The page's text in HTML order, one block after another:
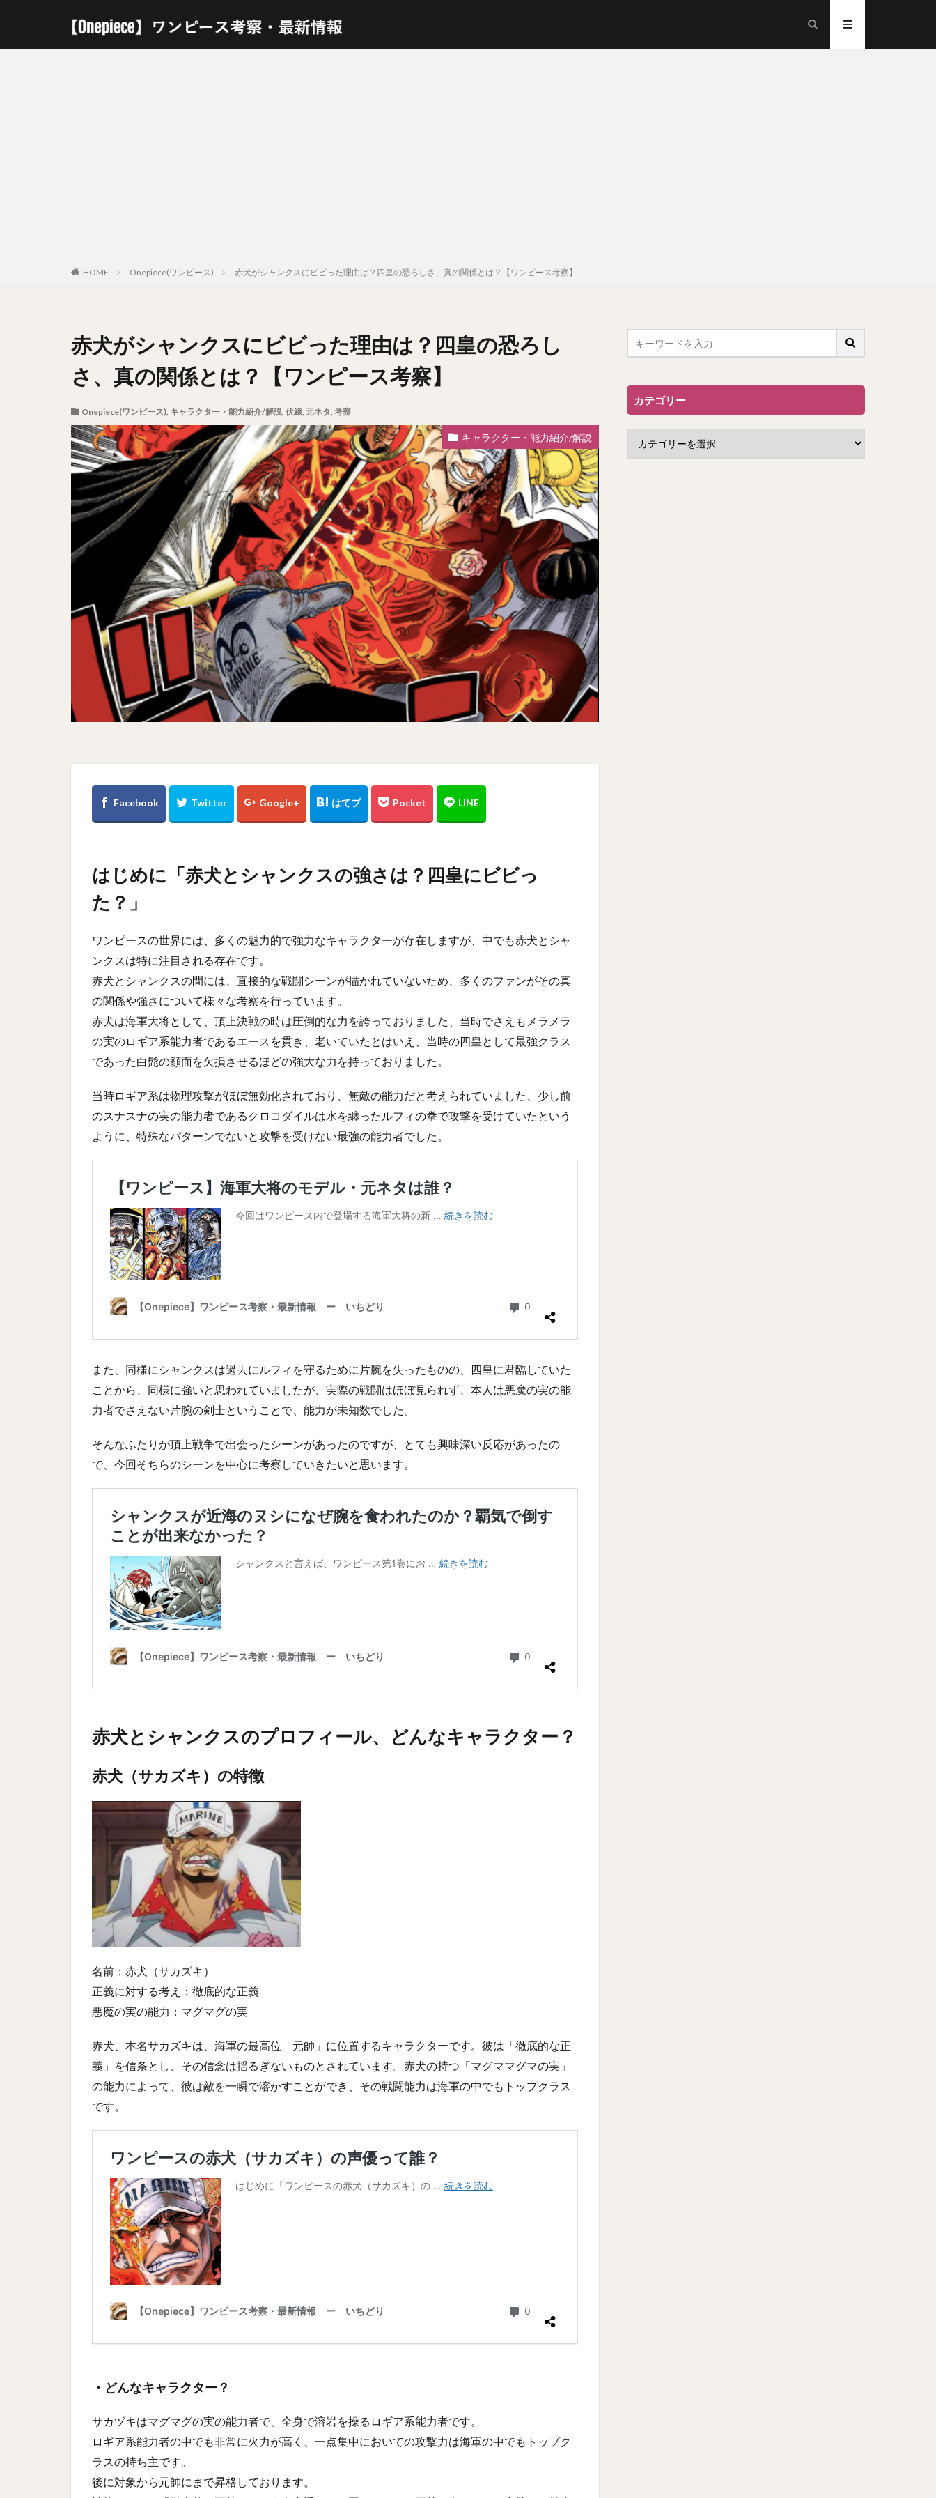
HOME Onepiece(ワンピース) 赤犬がシャンクスにビビった理由は？四皇の恐ろしさ、真の関係とは？【ワンピース考察】
赤犬がシャンクスにビビった理由は？四皇の恐ろし
さ、真の関係とは？【ワンピース考察】
Onepiece(ワンピース), キャラクター・能力紹介/解説, 伏線, 元ネタ, 考察
キャラクター・能力紹介/解説
はじめに「赤犬とシャンクスの強さは？四皇にビビっ
た？」
ワンピースの世界には、多くの魅力的で強力なキャラクターが存在しますが、中でも赤犬とシャ
ンクスは特に注目される存在です。
赤犬とシャンクスの間には、直接的な戦闘シーンが描かれていないため、多くのファンがその真
の関係や強さについて様々な考察を行っています。
赤犬は海軍大将として、頂上決戦の時は圧倒的な力を誇っておりました、当時でさえもメラメラ
の実のロギア系能力者であるエースを貫き、老いていたとはいえ、当時の四皇として最強クラス
であった白髭の顔面を欠損させるほどの強大な力を持っておりました。
当時ロギア系は物理攻撃がほぼ無効化されており、無敵の能力だと考えられていました、少し前
のスナスナの実の能力者であるクロコダイルは水を纏ったルフィの拳で攻撃を受けていたという
ように、特殊なパターンでないと攻撃を受けない最強の能力者でした。
また、同様にシャンクスは過去にルフィを守るために片腕を失ったものの、四皇に君臨していた
ことから、同様に強いと思われていましたが、実際の戦闘はほぼ見られず、本人は悪魔の実の能
力者でさえない片腕の剣士ということで、能力が未知数でした。
そんなふたりが頂上戦争で出会ったシーンがあったのですが、とても興味深い反応があったの
で、今回そちらのシーンを中心に考察していきたいと思います。
赤犬とシャンクスのプロフィール、どんなキャラクター？
赤犬（サカズキ）の特徴
名前：赤犬（サカズキ）
正義に対する考え：徹底的な正義
悪魔の実の能力：マグマグの実
赤犬、本名サカズキは、海軍の最高位「元帥」に位置するキャラクターです。彼は「徹底的な正
義」を信条とし、その信念は揺るぎないものとされています。赤犬の持つ「マグママグマの実」
の能力によって、彼は敵を一瞬で溶かすことができ、その戦闘能力は海軍の中でもトップクラス
です。
・どんなキャラクター？
サカヅキはマグマグの実の能力者で、全身で溶岩を操るロギア系能力者です。
ロギア系能力者の中でも非常に火力が高く、一点集中においての攻撃力は海軍の中でもトップク
ラスの持ち主です。
後に対象から元帥にまで昇格しております。
カテゴリー